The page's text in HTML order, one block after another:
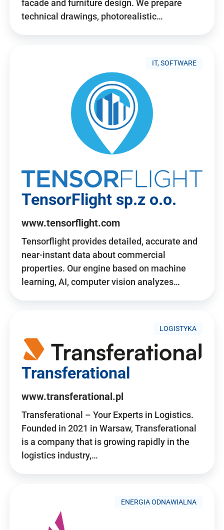
facade and furniture design. We prepare
technical drawings, photorealistic…
IT, SOFTWARE
TensorFlight sp.z o.o.
www.tensorflight.com
Tensorflight provides detailed, accurate and
near-instant data about commercial
properties. Our engine based on machine
learning, AI, computer vision analyzes…
LOGISTYKA
Transferational
www.transferational.pl
Transferational – Your Experts in Logistics.
Founded in 2021 in Warsaw, Transferational
is a company that is growing rapidly in the
logistics industry,…
ENERGIA ODNAWIALNA